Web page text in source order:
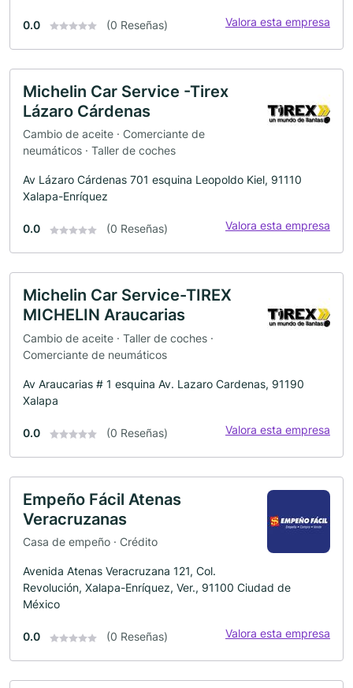
0.0 (0 Reseñas) Valora esta empresa
Michelin Car Service -Tirex
Lázaro Cárdenas
Cambio de aceite · Comerciante de
neumáticos · Taller de coches
Av Lázaro Cárdenas 701 esquina Leopoldo Kiel, 91110
Xalapa-Enríquez
0.0 (0 Reseñas) Valora esta empresa
Michelin Car Service-TIREX
MICHELIN Araucarias
Cambio de aceite · Taller de coches ·
Comerciante de neumáticos
Av Araucarias # 1 esquina Av. Lazaro Cardenas, 91190
Xalapa
0.0 (0 Reseñas) Valora esta empresa
Empeño Fácil Atenas
Veracruzanas
Casa de empeño · Crédito
Avenida Atenas Veracruzana 121, Col.
Revolución, Xalapa-Enríquez, Ver., 91100 Ciudad de
México
0.0 (0 Reseñas) Valora esta empresa